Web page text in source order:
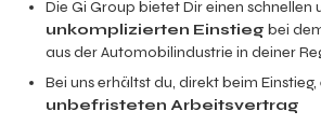
Die Gi Group bietet Dir einen schnellen
unkomplizierten Einstieg bei
aus der Automobilindustrie in deiner
Bei uns erhältst du, direkt beim Einstieg,
unbefristeten Arbeitsvertrag